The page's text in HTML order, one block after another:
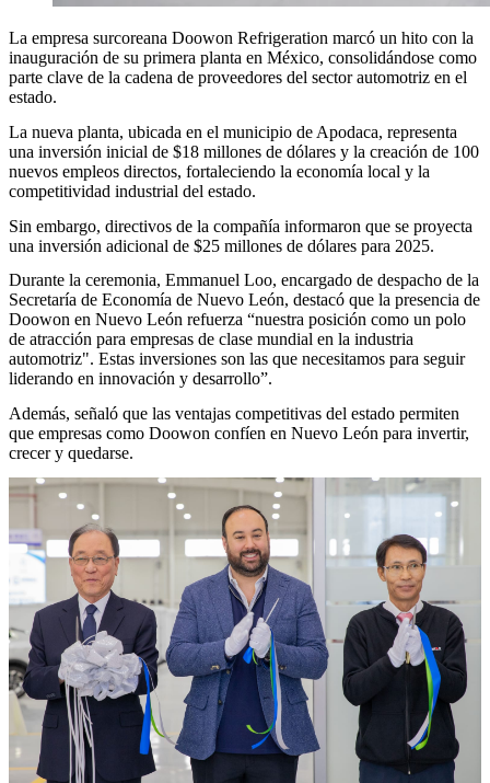
La empresa surcoreana Doowon Refrigeration marcó un hito con la
inauguración de su primera planta en México, consolidándose como
parte clave de la cadena de proveedores del sector automotriz en el
estado.
La nueva planta, ubicada en el municipio de Apodaca, representa
una inversión inicial de $18 millones de dólares y la creación de 100
nuevos empleos directos, fortaleciendo la economía local y la
competitividad industrial del estado.
Sin embargo, directivos de la compañía informaron que se proyecta
una inversión adicional de $25 millones de dólares para 2025.
Durante la ceremonia, Emmanuel Loo, encargado de despacho de la
Secretaría de Economía de Nuevo León, destacó que la presencia de
Doowon en Nuevo León refuerza “nuestra posición como un polo
de atracción para empresas de clase mundial en la industria
automotriz". Estas inversiones son las que necesitamos para seguir
liderando en innovación y desarrollo”.
Además, señaló que las ventajas competitivas del estado permiten
que empresas como Doowon confíen en Nuevo León para invertir,
crecer y quedarse.